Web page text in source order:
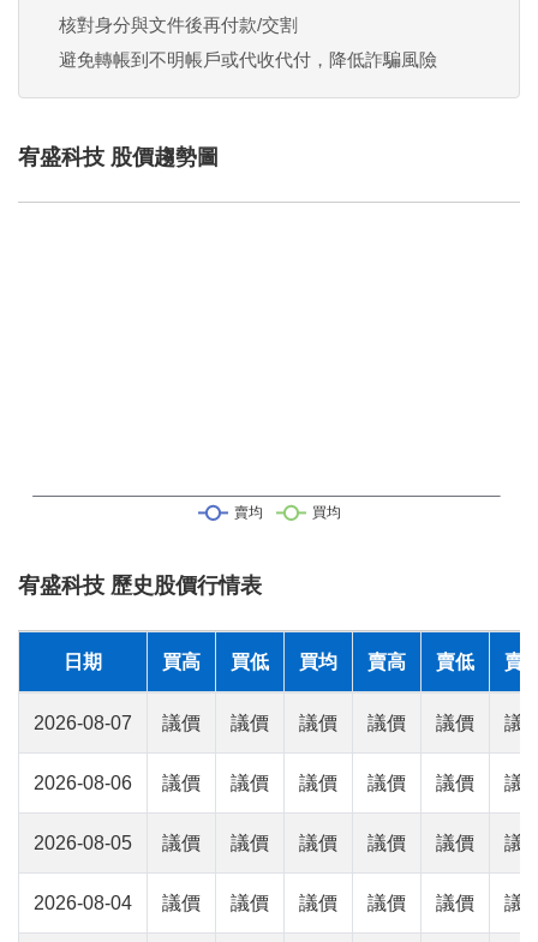
核對身分與文件後再付款/交割
避免轉帳到不明帳戶或代收代付，降低詐騙風險
宥盛科技 股價趨勢圖
宥盛科技 歷史股價行情表
日期 買高 買低 買均 賣高 賣低 賣
2026-08-07 議價 議價 議價 議價 議價 議
2026-08-06 議價 議價 議價 議價 議價 議
2026-08-05 議價 議價 議價 議價 議價 議
2026-08-04 議價 議價 議價 議價 議價 議